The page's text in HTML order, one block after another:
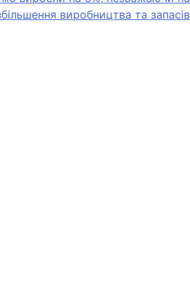
виробництва та запасів